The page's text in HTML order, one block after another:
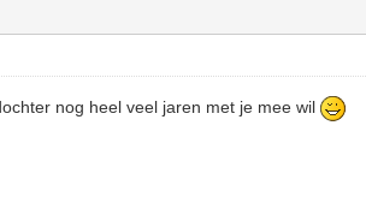
nog heel veel jaren met je mee wil